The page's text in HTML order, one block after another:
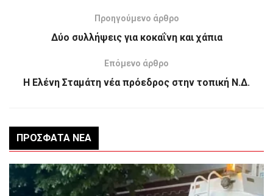
Προηγούμενο άρθρο
Δύο συλλήψεις για κοκαΐνη και χάπια
Επόμενο άρθρο
Η Ελένη Σταμάτη νέα πρόεδρος στην τοπική Ν.Δ.
ΠΡΌΣΦΑΤΑ ΝΈΑ